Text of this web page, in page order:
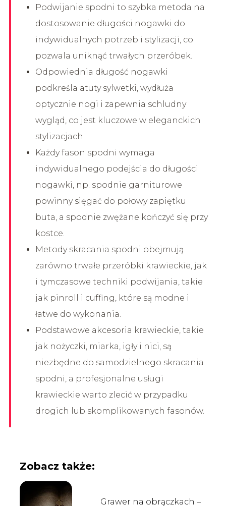
Podwijanie spodni to szybka metoda na
dostosowanie długości nogawki do
indywidualnych potrzeb i stylizacji, co
pozwala uniknąć trwałych przeróbek.
Odpowiednia długość nogawki
podkreśla atuty sylwetki, wydłuża
optycznie nogi i zapewnia schludny
wygląd, co jest kluczowe w eleganckich
stylizacjach.
Każdy fason spodni wymaga
indywidualnego podejścia do długości
nogawki, np. spodnie garniturowe
powinny sięgać do połowy zapiętku
buta, a spodnie zwężane kończyć się przy
kostce.
Metody skracania spodni obejmują
zarówno trwałe przeróbki krawieckie, jak
i tymczasowe techniki podwijania, takie
jak pinroll i cuffing, które są modne i
łatwe do wykonania.
Podstawowe akcesoria krawieckie, takie
jak nożyczki, miarka, igły i nici, są
niezbędne do samodzielnego skracania
spodni, a profesjonalne usługi
krawieckie warto zlecić w przypadku
drogich lub skomplikowanych fasonów.
Zobacz także:
Grawer na obrączkach –